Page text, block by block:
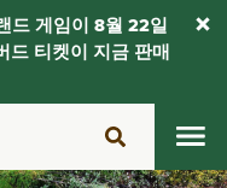
드 게임이 8월 22일
드 티켓이 지금 판매